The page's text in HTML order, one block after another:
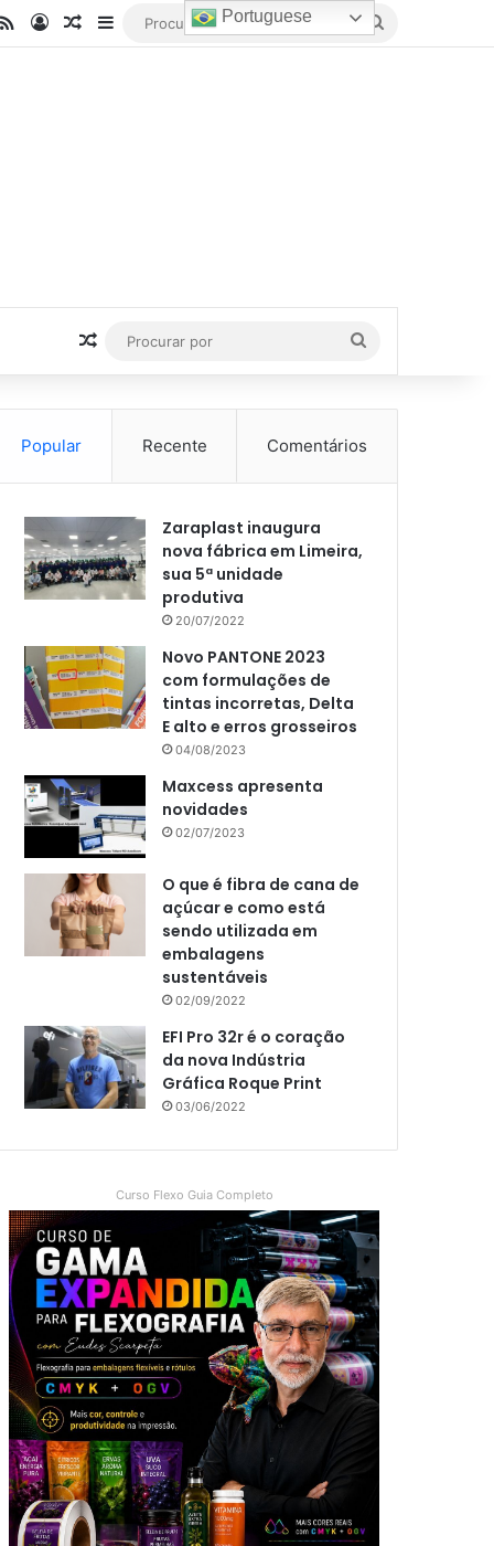
RSSEntrarArtigo aleatório
Barra Lateral
Artigo aleatório
por
Popular Recente Comentários
Zaraplast inaugura
nova fábrica em Limeira,
sua 5ª unidade
produtiva
20/07/2022
Novo PANTONE 2023
com formulações de
tintas incorretas, Delta
E alto e erros grosseiros
04/08/2023
Maxcess apresenta
novidades
02/07/2023
O que é fibra de cana de
açúcar e como está
sendo utilizada em
embalagens
sustentáveis
02/09/2022
EFI Pro 32r é o coração
da nova Indústria
Gráfica Roque Print
03/06/2022
Curso Flexo Guia Completo
Portuguese